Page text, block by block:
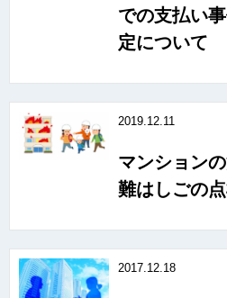
での支払い
定について
2019.12.11
マンション
難はしごの
2017.12.18